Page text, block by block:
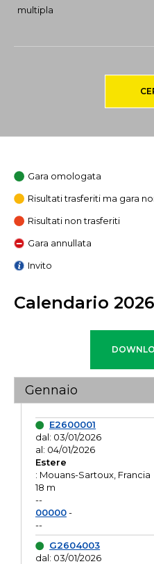
multipla
Gara omologata
Risultati trasferiti ma gara
Risultati non trasferiti
Gara annullata
Invito
Calendario 2026
Gennaio
E2600001
dal: 03/01/2026
al: 04/01/2026
Estere
: Mouans-Sartoux, Francia
18 m
--
00000-
--
G2604003
dal: 03/01/2026